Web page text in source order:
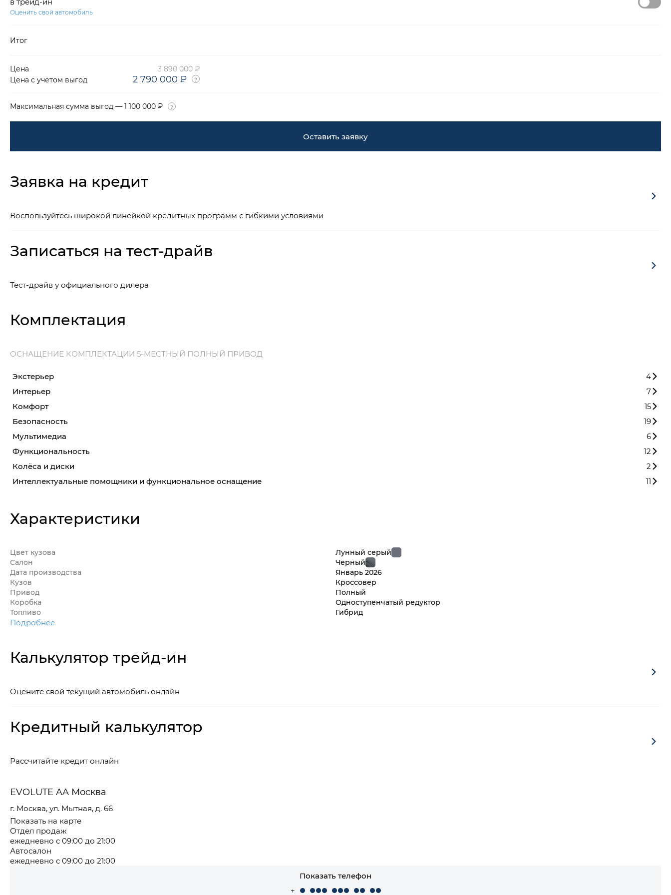
Оценить свой автомобиль
Итог
Цена
3 890 000 ₽
Цена с учетом выгод
2 790 000 ₽
Максимальная сумма выгод — 1 100 000 ₽
Оставить заявку
Заявка на кредит
Воспользуйтесь широкой линейкой кредитных программ с гибкими условиями
Записаться на тест-драйв
Тест-драйв у официального дилера
Комплектация
ОСНАЩЕНИЕ КОМПЛЕКТАЦИИ 5-МЕСТНЫЙ ПОЛНЫЙ ПРИВОД
Экстерьер
4
Интерьер
7
Комфорт
15
Безопасность
19
Мультимедиа
6
Функциональность
12
Колёса и диски
2
Интеллектуальные помощники и функциональное оснащение
11
Характеристики
Цвет кузова
Лунный серый
Салон
Черный
Дата производства
Январь 2026
Кузов
Кроссовер
Привод
Полный
Коробка
Одноступенчатый редуктор
Топливо
Гибрид
Подробнее
Калькулятор трейд-ин
Оцените свой текущий автомобиль онлайн
Кредитный калькулятор
Рассчитайте кредит онлайн
EVOLUTE AA Москва
г. Москва, ул. Мытная, д. 66
Показать на карте
Отдел продаж
ежедневно с 09:00 до 21:00
Автосалон
ежедневно с 09:00 до 21:00
Показать телефон
+